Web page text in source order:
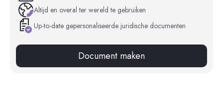
Altijd en overal ter wereld te gebruiken
Up-to-date gepersonaliseerde juridische documenten
Document maken